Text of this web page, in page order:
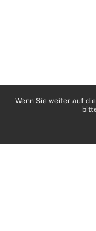
Wenn Sie weiter auf